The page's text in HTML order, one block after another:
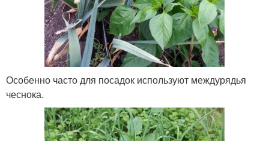
Особенно часто для посадок используют междурядья
чеснока.